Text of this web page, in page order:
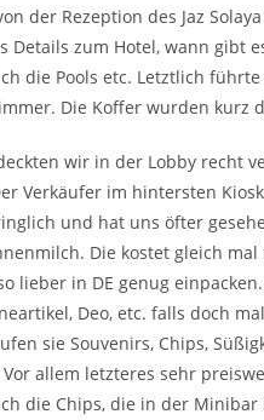
der Rezeption des Jaz
Details zum Hotel, wann gibt
die Pools etc. Letztlich
Die Koffer wurden kurz
wir in der Lobby recht
Verkäufer im hintersten
und hat uns öfter
Die kostet gleich
lieber in DE genug
Deo, etc. falls doch
sie Souvenirs, Chips,
allem letzteres sehr
die Chips, die in der Minibar